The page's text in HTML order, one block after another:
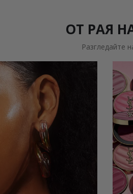
ОТ РАЯ
Разгледайте